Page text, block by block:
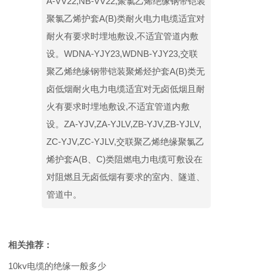
聚氯乙烯护套A(B)类耐火电力电缆适宜对
耐火有要求时埋地敷设,不适宜管道内敷
设。WDNA-YJY23,WDNB-YJY23,交联
聚乙烯绝缘钢带铠装聚烯烃护套A(B)类无
卤低烟耐火电力电缆适宜对无卤低烟且耐
火有要求时埋地敷设,不适宜管道内敷
设。ZA-YJV,ZA-YJLV,ZB-YJV,ZB-YJLV,
ZC-YJV,ZC-YJLV,交联聚乙烯绝缘聚氯乙
烯护套A(B、C)类阻燃电力电缆可敷设在
对阻燃且无卤低烟有要求的室内、隧道、
管道中。
相关推荐：
10kv电缆的绝缘一般多少